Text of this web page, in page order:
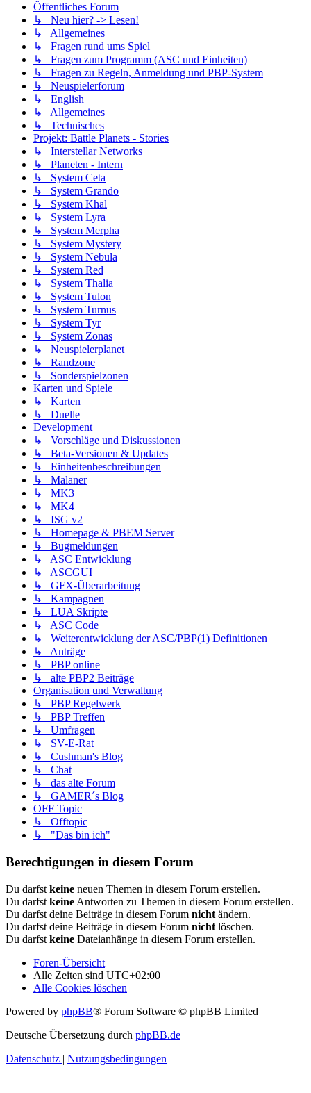
Öffentliches Forum
↳ Neu hier? -> Lesen!
↳ Allgemeines
↳ Fragen rund ums Spiel
↳ Fragen zum Programm (ASC und Einheiten)
↳ Fragen zu Regeln, Anmeldung und PBP-System
↳ Neuspielerforum
↳ English
↳ Allgemeines
↳ Technisches
Projekt: Battle Planets - Stories
↳ Interstellar Networks
↳ Planeten - Intern
↳ System Ceta
↳ System Grando
↳ System Khal
↳ System Lyra
↳ System Merpha
↳ System Mystery
↳ System Nebula
↳ System Red
↳ System Thalia
↳ System Tulon
↳ System Turnus
↳ System Tyr
↳ System Zonas
↳ Neuspielerplanet
↳ Randzone
↳ Sonderspielzonen
Karten und Spiele
↳ Karten
↳ Duelle
Development
↳ Vorschläge und Diskussionen
↳ Beta-Versionen & Updates
↳ Einheitenbeschreibungen
↳ Malaner
↳ MK3
↳ MK4
↳ ISG v2
↳ Homepage & PBEM Server
↳ Bugmeldungen
↳ ASC Entwicklung
↳ ASCGUI
↳ GFX-Überarbeitung
↳ Kampagnen
↳ LUA Skripte
↳ ASC Code
↳ Weiterentwicklung der ASC/PBP(1) Definitionen
↳ Anträge
↳ PBP online
↳ alte PBP2 Beiträge
Organisation und Verwaltung
↳ PBP Regelwerk
↳ PBP Treffen
↳ Umfragen
↳ SV-E-Rat
↳ Cushman's Blog
↳ Chat
↳ das alte Forum
↳ GAMER´s Blog
OFF Topic
↳ Offtopic
↳ "Das bin ich"
Berechtigungen in diesem Forum
Du darfst keine neuen Themen in diesem Forum erstellen.
Du darfst keine Antworten zu Themen in diesem Forum erstellen.
Du darfst deine Beiträge in diesem Forum nicht ändern.
Du darfst deine Beiträge in diesem Forum nicht löschen.
Du darfst keine Dateianhänge in diesem Forum erstellen.
Foren-Übersicht
Alle Zeiten sind UTC+02:00
Alle Cookies löschen
Powered by phpBB® Forum Software © phpBB Limited
Deutsche Übersetzung durch phpBB.de
Datenschutz | Nutzungsbedingungen